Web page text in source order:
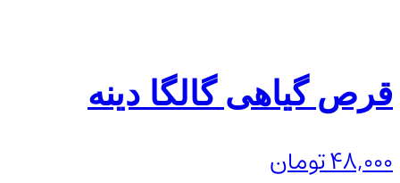
قرص گیاهی گالگا دینه
48,000تومان